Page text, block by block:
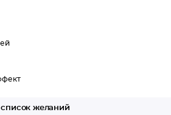
желаний